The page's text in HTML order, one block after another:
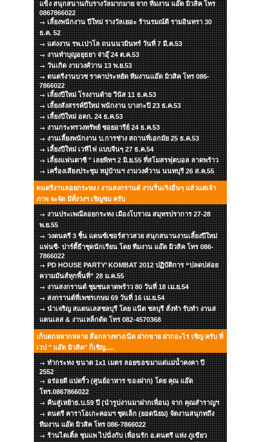
แข็ง สนุกสนานกับรางวัลมากมาย จาก ทีมงาน แอ๊ด มิวสิค โทร
0867866022
เลี้ยงพนักงาน ปีใหม่ รางวัลเยอะ ร้านรมณ์ดี รามอินทรา 30
ธ.ค. 52
แต่งงาน รพ.เปาโล ถนนนวมินทร์ วันที่ 7 มี.ค.53
งานทำบุญอยุธยา จ่าอุ๊ 24 ต.ค.53
วันเกิด งามวงศ์วาน 13 พ.ย.53
ดนตรีงานบวช ราคาประหยัด ทีมงานแอ๊ด มิวสิค โทร 086-
7866022
เลี้ยงปีใหม่ โรงงานด้าย วีนัส 11 ธ.ค.53
เลี้ยงสังสรรค์ปีใหม่ พนักงาน บางกะปิ 23 ธ.ค.53
เลี้ยงปีใหม่ อตก. 24 ธ.ค.53
งานกระทรวงทรัพย์ ซอยอารีย์ 24 ธ.ค.53
งานเลี้ยงพนักงาน บ.การช่าง สถานที่เอกมัย 25 ธ.ค.53
เลี้ยงปีใหม่ เวทีไฟ แบบจีนๆ 27 ธ.ค.54
เลี้ยงแฟนตาซี " เลยพิทฯ 2 มิ.ย.55 ที่สโมสรฟุตบอล ลาดพร้าว
เครื่องเสียงประชุม หมู่บ้านฯ งามวงศ์วาน นนทบุรี 26 ส.ค.55
ดนตรีงานลอยกระทง / งานสงกรานต์ งานรื่นเริงอื่นๆ แล้วแต่เจ้า
ภาพ จะจัด มีทั้งวงฯ เชิญชม ครับ
งานประเพณ๊ลอยกระทง เมืองโบราณ สมุทรปราการ 27-28
พ.ย.55
วงดนตรี 3 ชิ้น แดนซ์เซอร์สาวสวย สนุกสนานงานเลี้ยงปีใหม่
แฟนซี- ปาร์ตี้ธีาชุดนักเรียน โดย ทีมงาน แอ๊ด มิวสิค โทร 086-
7866022
PD HOUSE PARTY’ KOMBAT 2012 ปฏิบัติการ “ปลดปล่อย
ความมันส์ทุกพื้นที่” 28 ม.ค.55
งานสงกรานต์ ชุมชนลาดพร้าว 80 วันที่ 18 เม.ย.54
สงกรานต์ที่เพชรเกษม 69 วันที่ 16 เม.ย.54
นำเจริญ สแตนเลสชลบุรี โดย แน๊ต ชลบุรี สั่งทำ รับทำ งานส
แตนเลส & งานเหล็กดัด โทร 082-4570368
เก็บตกหลากหลาย สื่อกลางทางเน๊ต ฝากขาย ฝากอะไร เชิญ ครับ ที่
เวป " แอ๊ด มิวสิค" ก็เชิญ.....
ทำกระทง ขนาด 1x1 เมตร ลอยขอขมาแด่แม่น้ำคงคา ปี
2552
อร่อยดี แปดริ้ว (ศูนย์อาหาร ของฝาก) โดย คุณ แอ๊ด
โทร.0867866022
คืนสู่เหย้าธ.บ.59 ปี (นำรูปงานมาฝากเพื่อน) จาก คุณสำราญฯ
ดนตรี คาราโอเกะคอมฯ ชุดเล็ก (ยอดนิยม) จัดงานสนุกทถึง
ทีมงาน แอ๊ด มิวสิค โทร 086-7866022
ร้านไตเติ้ล ชุมแพ ไปนั่งกับ เพื่อนรัก อ.ดนตรี แห่ง ภูเขียว